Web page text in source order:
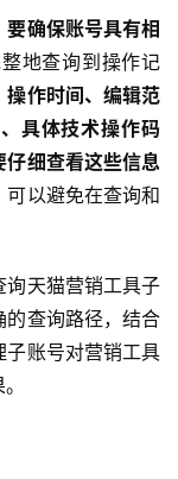
要确保账号具有相
地查询到操作记
操作时间、编辑范
具体技术操作码
仔细查看这些信息
可以避免在查询和
询天猫营销工具子
的查询路径，结合
子账号对营销工具